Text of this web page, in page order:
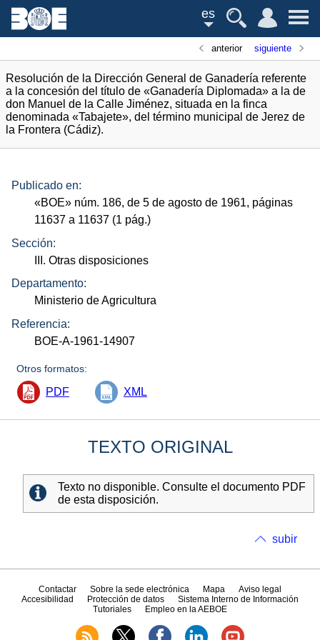
es
anterior siguiente
Resolución de la Dirección General de Ganadería referente
a la concesión del título de «Ganadería Diplomada» a la de
don Manuel de la Calle Jiménez, situada en la finca
denominada «Tabajete», del término municipal de Jerez de
la Frontera (Cádiz).
Publicado en:
«BOE» núm. 186, de 5 de agosto de 1961, páginas
11637 a 11637 (1 pág.)
Sección:
III. Otras disposiciones
Departamento:
Ministerio de Agricultura
Referencia:
BOE-A-1961-14907
Otros formatos:
PDF XML
TEXTO ORIGINAL
Texto no disponible. Consulte el documento PDF
de esta disposición.
subir
Contactar Sobre la sede electrónica Mapa
Aviso legal
Accesibilidad
Protección de datos
Sistema Interno de Información
Tutoriales
Empleo en la AEBOE